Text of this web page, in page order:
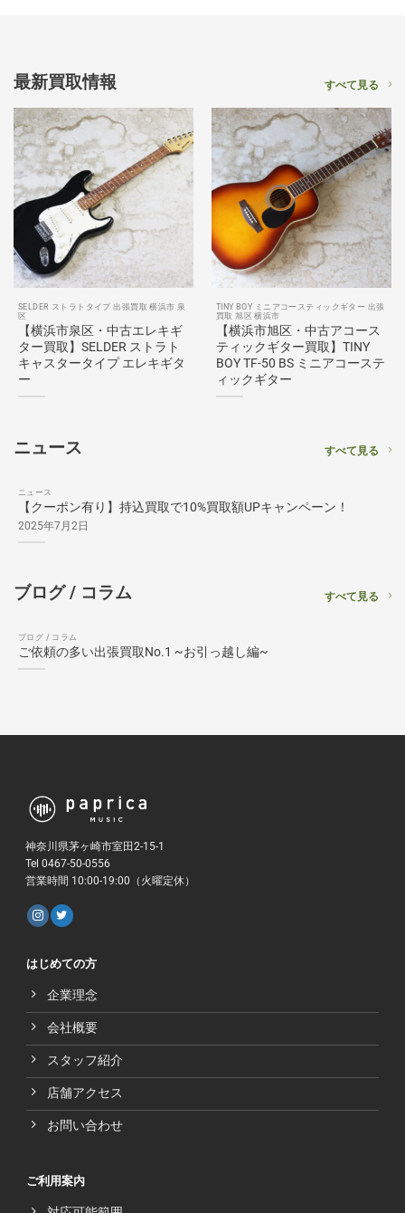
最新買取情報 すべて見る
SELDER ストラトタイプ 出張買取 横浜市 泉
区
【横浜市泉区・中古エレキギ
ター買取】SELDER ストラト
キャスタータイプ エレキギタ
ー
TINY BOY ミニアコースティックギター 出張
買取 旭区 横浜市
【横浜市旭区・中古アコース
ティックギター買取】TINY
BOY TF-50 BS ミニアコーステ
ィックギター
ニュース すべて見る
ニュース
【クーポン有り】持込買取で10%買取額UPキャンペーン！
2025年7月2日
ブログ / コラム すべて見る
ブログ / コラム
ご依頼の多い出張買取No.1 ~お引っ越し編~
神奈川県茅ヶ崎市室田2-15-1
Tel 0467-50-0556
営業時間 10:00-19:00（火曜定休）
はじめての方
企業理念
会社概要
スタッフ紹介
店舗アクセス
お問い合わせ
ご利用案内